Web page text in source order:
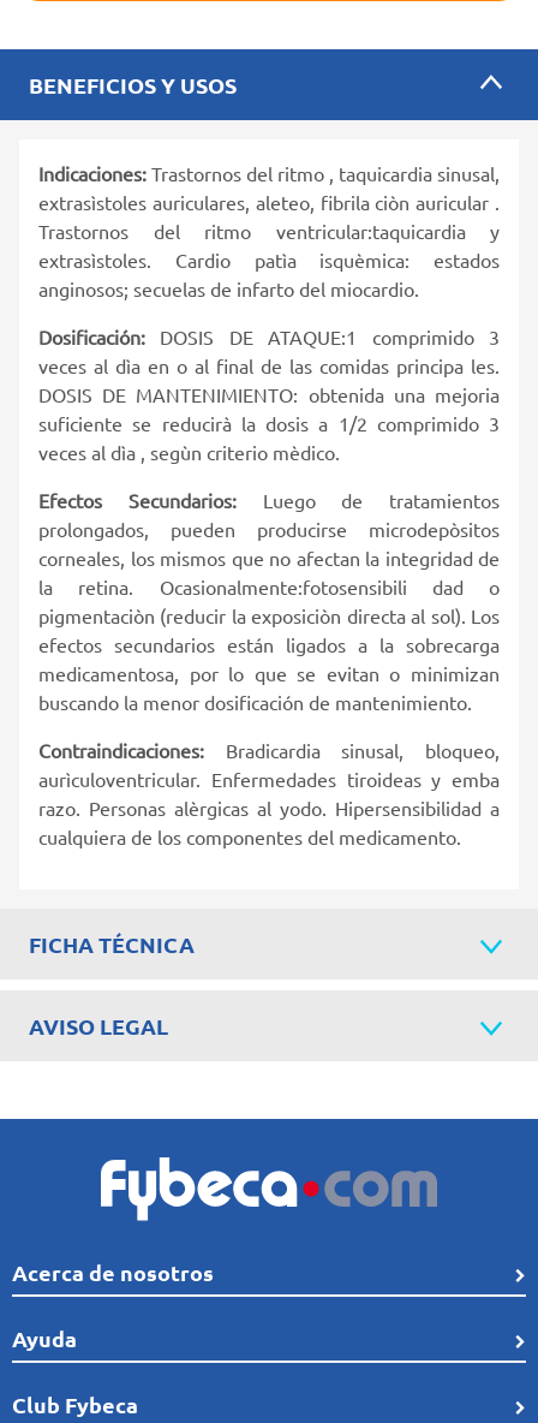
BENEFICIOS Y USOS
Indicaciones: Trastornos del ritmo , taquicardia sinusal,
extrasìstoles auriculares, aleteo, fibrila ciòn auricular .
Trastornos del ritmo ventricular:taquicardia y
extrasìstoles. Cardio patìa isquèmica: estados
anginosos; secuelas de infarto del miocardio.
Dosificación: DOSIS DE ATAQUE:1 comprimido 3
veces al dìa en o al final de las comidas principa les.
DOSIS DE MANTENIMIENTO: obtenida una mejoria
suficiente se reducirà la dosis a 1/2 comprimido 3
veces al dìa , segùn criterio mèdico.
Efectos Secundarios: Luego de tratamientos
prolongados, pueden producirse microdepòsitos
corneales, los mismos que no afectan la integridad de
la retina. Ocasionalmente:fotosensibili dad o
pigmentaciòn (reducir la exposiciòn directa al sol). Los
efectos secundarios están ligados a la sobrecarga
medicamentosa, por lo que se evitan o minimizan
buscando la menor dosificación de mantenimiento.
Contraindicaciones: Bradicardia sinusal, bloqueo,
aurìculoventricular. Enfermedades tiroideas y emba
razo. Personas alèrgicas al yodo. Hipersensibilidad a
cualquiera de los componentes del medicamento.
FICHA TÉCNICA
AVISO LEGAL
Acerca de nosotros
Quiénes Somos
Línea de tiempo
Comunidad
Ayuda
Preguntas frecuentes
Club Fybeca